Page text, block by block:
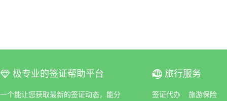
ꀆ 极专业的签证帮助平台
一个能让您获取最新的签证动态，能分
ꀇ 旅行服务
签证代办
旅游保险